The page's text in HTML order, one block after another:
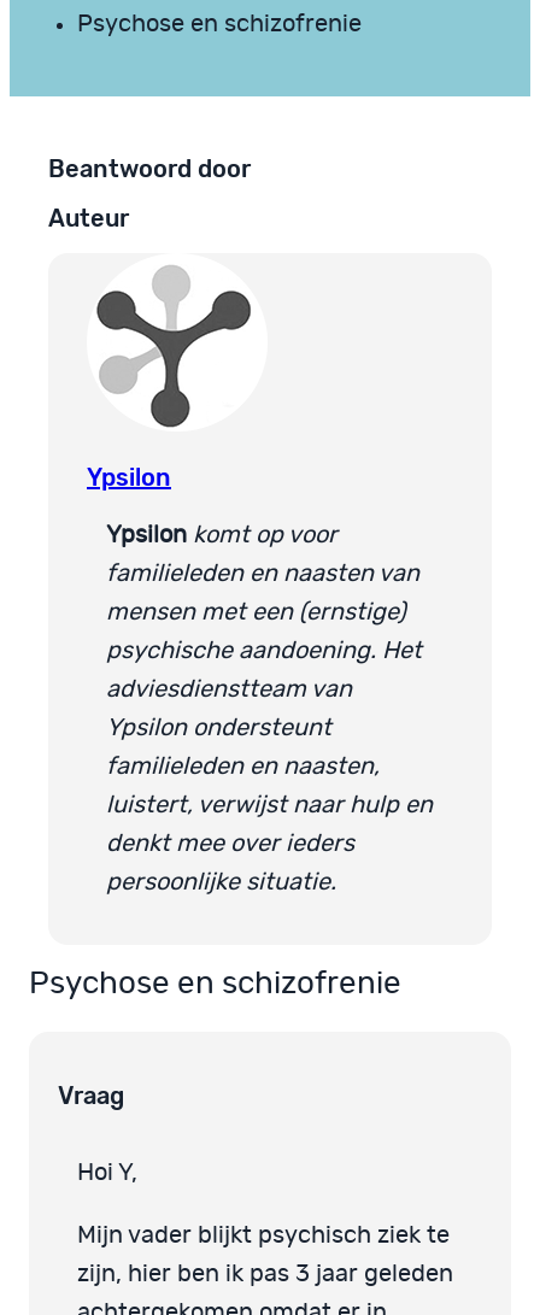
Psychose en schizofrenie
Beantwoord door
Auteur
Ypsilon
Ypsilon komt op voor
familieleden en naasten van
mensen met een (ernstige)
psychische aandoening. Het
adviesdienstteam van
Ypsilon ondersteunt
familieleden en naasten,
luistert, verwijst naar hulp en
denkt mee over ieders
persoonlijke situatie.
Psychose en schizofrenie
Vraag
Hoi Y,
Mijn vader blijkt psychisch ziek te
zijn, hier ben ik pas 3 jaar geleden